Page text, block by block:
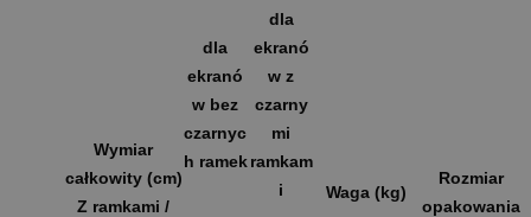
Wymiar
całkowity (cm)
Z ramkami /
dla
ekranó
w bez
czarnyc
h ramek
dla
ekranó
w z
czarny
mi
ramkam
i
Waga (kg)
Rozmiar
opakowania